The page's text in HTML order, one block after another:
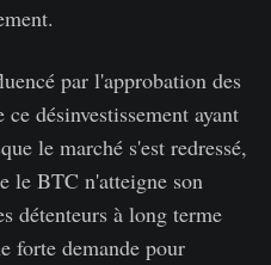
par l'approbation des
désinvestissement ayant
le marché s'est redressé,
le BTC n'atteigne son
détenteurs à long terme
forte demande pour